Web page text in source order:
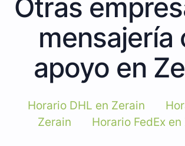
Otras
mensajería
apoyo en
Horario DHL en Zerain
Zerain
Horario FedEx en